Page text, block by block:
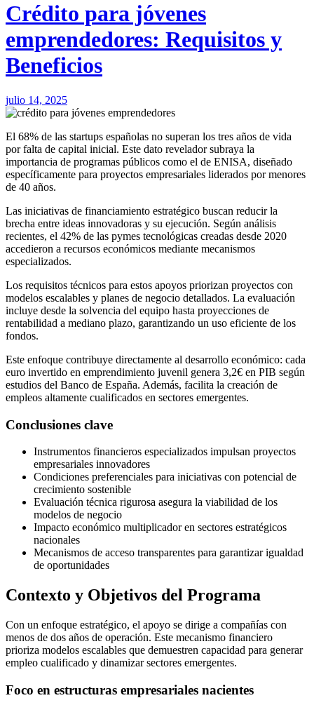
Crédito para jóvenes
emprendedores: Requisitos y
Beneficios
julio 14, 2025
El 68% de las startups españolas no superan los tres años de vida
por falta de capital inicial. Este dato revelador subraya la
importancia de programas públicos como el de ENISA, diseñado
específicamente para proyectos empresariales liderados por menores
de 40 años.
Las iniciativas de financiamiento estratégico buscan reducir la
brecha entre ideas innovadoras y su ejecución. Según análisis
recientes, el 42% de las pymes tecnológicas creadas desde 2020
accedieron a recursos económicos mediante mecanismos
especializados.
Los requisitos técnicos para estos apoyos priorizan proyectos con
modelos escalables y planes de negocio detallados. La evaluación
incluye desde la solvencia del equipo hasta proyecciones de
rentabilidad a mediano plazo, garantizando un uso eficiente de los
fondos.
Este enfoque contribuye directamente al desarrollo económico: cada
euro invertido en emprendimiento juvenil genera 3,2€ en PIB según
estudios del Banco de España. Además, facilita la creación de
empleos altamente cualificados en sectores emergentes.
Conclusiones clave
Instrumentos financieros especializados impulsan proyectos
empresariales innovadores
Condiciones preferenciales para iniciativas con potencial de
crecimiento sostenible
Evaluación técnica rigurosa asegura la viabilidad de los
modelos de negocio
Impacto económico multiplicador en sectores estratégicos
nacionales
Mecanismos de acceso transparentes para garantizar igualdad
de oportunidades
Contexto y Objetivos del Programa
Con un enfoque estratégico, el apoyo se dirige a compañías con
menos de dos años de operación. Este mecanismo financiero
prioriza modelos escalables que demuestren capacidad para generar
empleo cualificado y dinamizar sectores emergentes.
Foco en estructuras empresariales nacientes